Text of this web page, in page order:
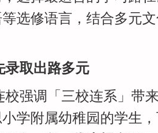
选修语言，结合多元
录取出路多元
校强调「三校连系」带
学附属幼稚园的学生